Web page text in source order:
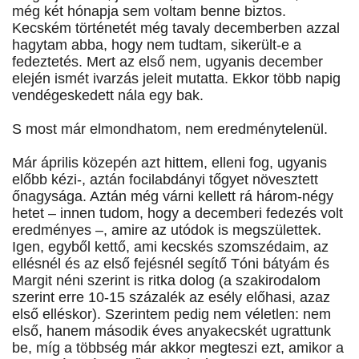
még két hónapja sem voltam benne biztos.
Kecském történetét még tavaly decemberben azzal
hagytam abba, hogy nem tudtam, sikerült-e a
fedeztetés. Mert az első nem, ugyanis december
elején ismét ivarzás jeleit mutatta. Ekkor több napig
vendégeskedett nála egy bak.
S most már elmondhatom, nem eredménytelenül.
Már április közepén azt hittem, elleni fog, ugyanis
előbb kézi-, aztán focilabdányi tőgyet növesztett
őnagysága. Aztán még várni kellett rá három-négy
hetet – innen tudom, hogy a decemberi fedezés volt
eredményes –, amire az utódok is megszülettek.
Igen, egyből kettő, ami kecskés szomszédaim, az
ellésnél és az első fejésnél segítő Tóni bátyám és
Margit néni szerint is ritka dolog (a szakirodalom
szerint erre 10-15 százalék az esély előhasi, azaz
első elléskor). Szerintem pedig nem véletlen: nem
első, hanem második éves anyakecskét ugrattunk
be, míg a többség már akkor megteszi ezt, amikor a